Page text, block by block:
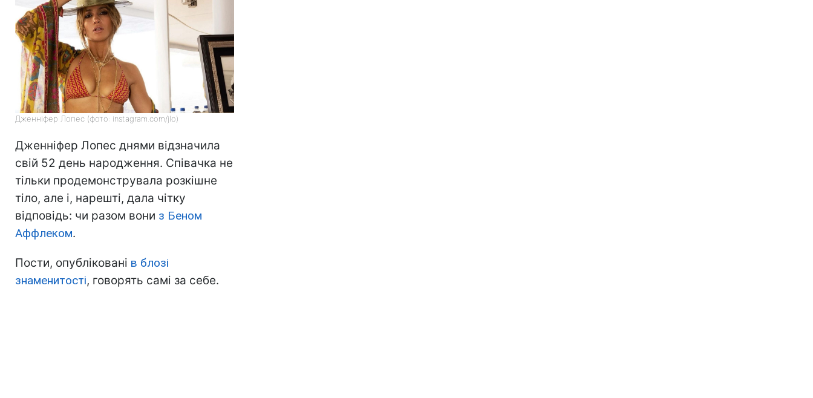
Дженніфер Лопес (фото: instagram.com/jlo)
Дженніфер Лопес днями відзначила
свій 52 день народження. Співачка не
тільки продемонструвала розкішне
тіло, але і, нарешті, дала чітку
відповідь: чи разом вони з Беном
Аффлеком.
Пости, опубліковані в блозі
знаменитості, говорять самі за себе.